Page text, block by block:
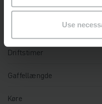
Use
År
Driftstimer
Gaffellængde
Køre